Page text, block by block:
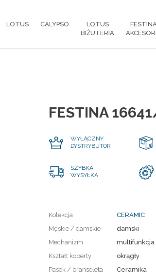
LOTUS CALYPSO
LOTUS
BIŻUTERIA
FESTINA
WYŁĄCZNY
DYSTRYBUTOR
SZYBKA
WYSYŁKA
Kolekcja
CERAMIC
Męskie / damskie
damski
Mechanizm
multifunkcja
Kształt koperty
okrągły
Pasek / bransoleta
Ceramika